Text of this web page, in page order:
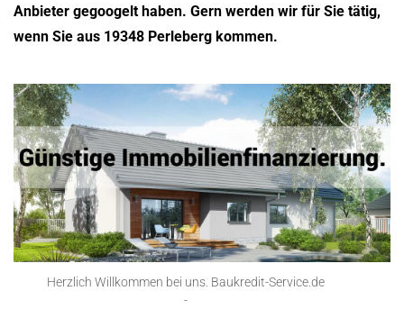
Anbieter gegoogelt haben. Gern werden wir für Sie tätig,
wenn Sie aus 19348 Perleberg kommen.
Herzlich Willkommen bei uns. Baukredit-Service.de
-